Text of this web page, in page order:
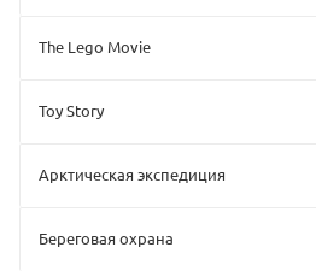
The Lego Movie
Toy Story
Арктическая экспедиция
Береговая охрана